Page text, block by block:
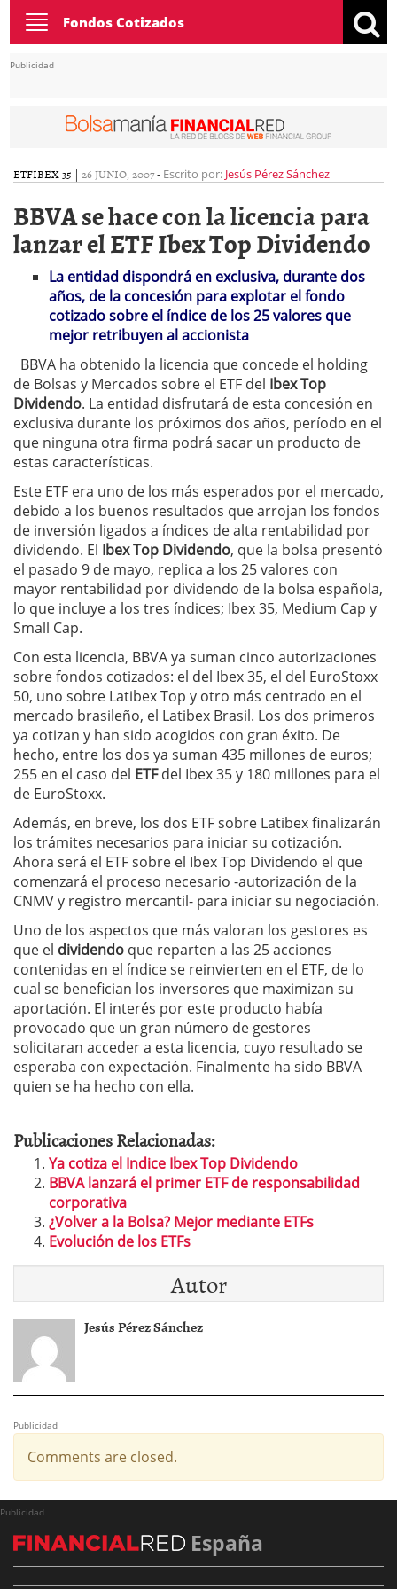
Toggle
navigation
Fondos Cotizados
Publicidad
ETFIBEX 35 | 26 JUNIO, 2007- Escrito por: Jesús Pérez Sánchez
BBVA se hace con la licencia para
lanzar el ETF Ibex Top Dividendo
La entidad dispondrá en exclusiva, durante dos
años, de la concesión para explotar el fondo
cotizado sobre el índice de los 25 valores que
mejor retribuyen al accionista
BBVA ha obtenido la licencia que concede el holding
de Bolsas y Mercados sobre el ETF del Ibex Top
Dividendo. La entidad disfrutará de esta concesión en
exclusiva durante los próximos dos años, período en el
que ninguna otra firma podrá sacar un producto de
estas características.
Este ETF era uno de los más esperados por el mercado,
debido a los buenos resultados que arrojan los fondos
de inversión ligados a índices de alta rentabilidad por
dividendo. El Ibex Top Dividendo, que la bolsa presentó
el pasado 9 de mayo, replica a los 25 valores con
mayor rentabilidad por dividendo de la bolsa española,
lo que incluye a los tres índices; Ibex 35, Medium Cap y
Small Cap.
Con esta licencia, BBVA ya suman cinco autorizaciones
sobre fondos cotizados: el del Ibex 35, el del EuroStoxx
50, uno sobre Latibex Top y otro más centrado en el
mercado brasileño, el Latibex Brasil. Los dos primeros
ya cotizan y han sido acogidos con gran éxito. De
hecho, entre los dos ya suman 435 millones de euros;
255 en el caso del ETFdel Ibex 35 y 180 millones para el
de EuroStoxx.
Además, en breve, los dos ETF sobre Latibex finalizarán
los trámites necesarios para iniciar su cotización.
Ahora será el ETF sobre el Ibex Top Dividendo el que
comenzará el proceso necesario -autorización de la
CNMV y registro mercantil- para iniciar su negociación.
Uno de los aspectos que más valoran los gestores es
que el dividendo que reparten a las 25 acciones
contenidas en el índice se reinvierten en el ETF, de lo
cual se benefician los inversores que maximizan su
aportación. El interés por este producto había
provocado que un gran número de gestores
solicitaran acceder a esta licencia, cuyo resultado se
esperaba con expectación. Finalmente ha sido BBVA
quien se ha hecho con ella.
Publicaciones Relacionadas:
Ya cotiza el Indice Ibex Top Dividendo
BBVA lanzará el primer ETF de responsabilidad
corporativa
¿Volver a la Bolsa? Mejor mediante ETFs
Evolución de los ETFs
Autor
Jesús Pérez Sánchez
Publicidad
Comments are closed.
Publicidad
España